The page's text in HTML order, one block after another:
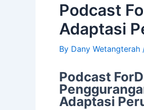
Podcast
Adaptasi
By Dany Wetangterah
Podcast
Adaptasi